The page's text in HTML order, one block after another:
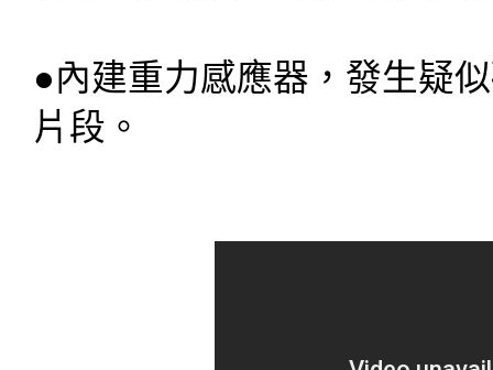
●內建重力感應器，發生疑
片段。